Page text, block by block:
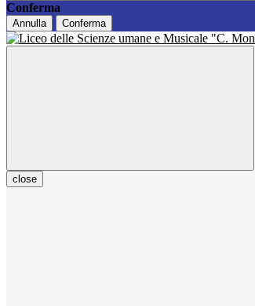
Conferma
Annulla Conferma
close